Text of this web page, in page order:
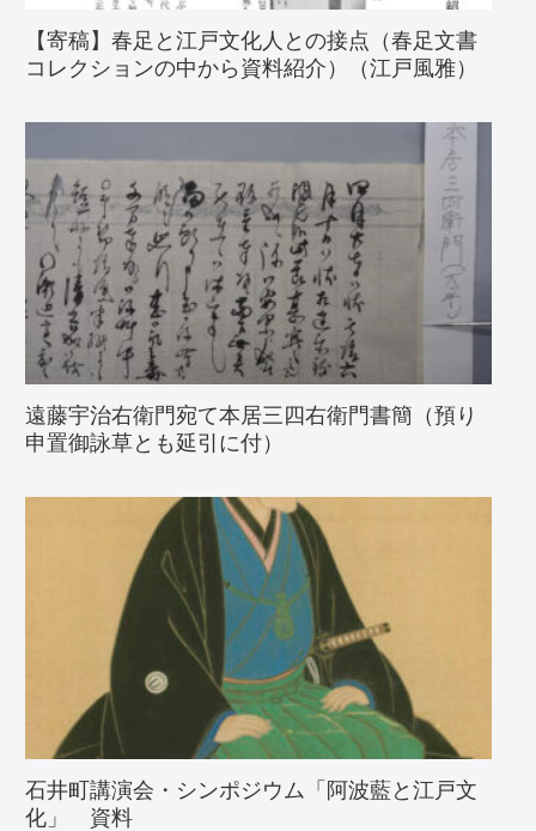
【寄稿】春足と江戸文化人との接点（春足文書
コレクションの中から資料紹介）（江戸風雅）
遠藤宇治右衛門宛て本居三四右衛門書簡（預り
申置御詠草とも延引に付）
石井町講演会・シンポジウム「阿波藍と江戸文
化」 資料